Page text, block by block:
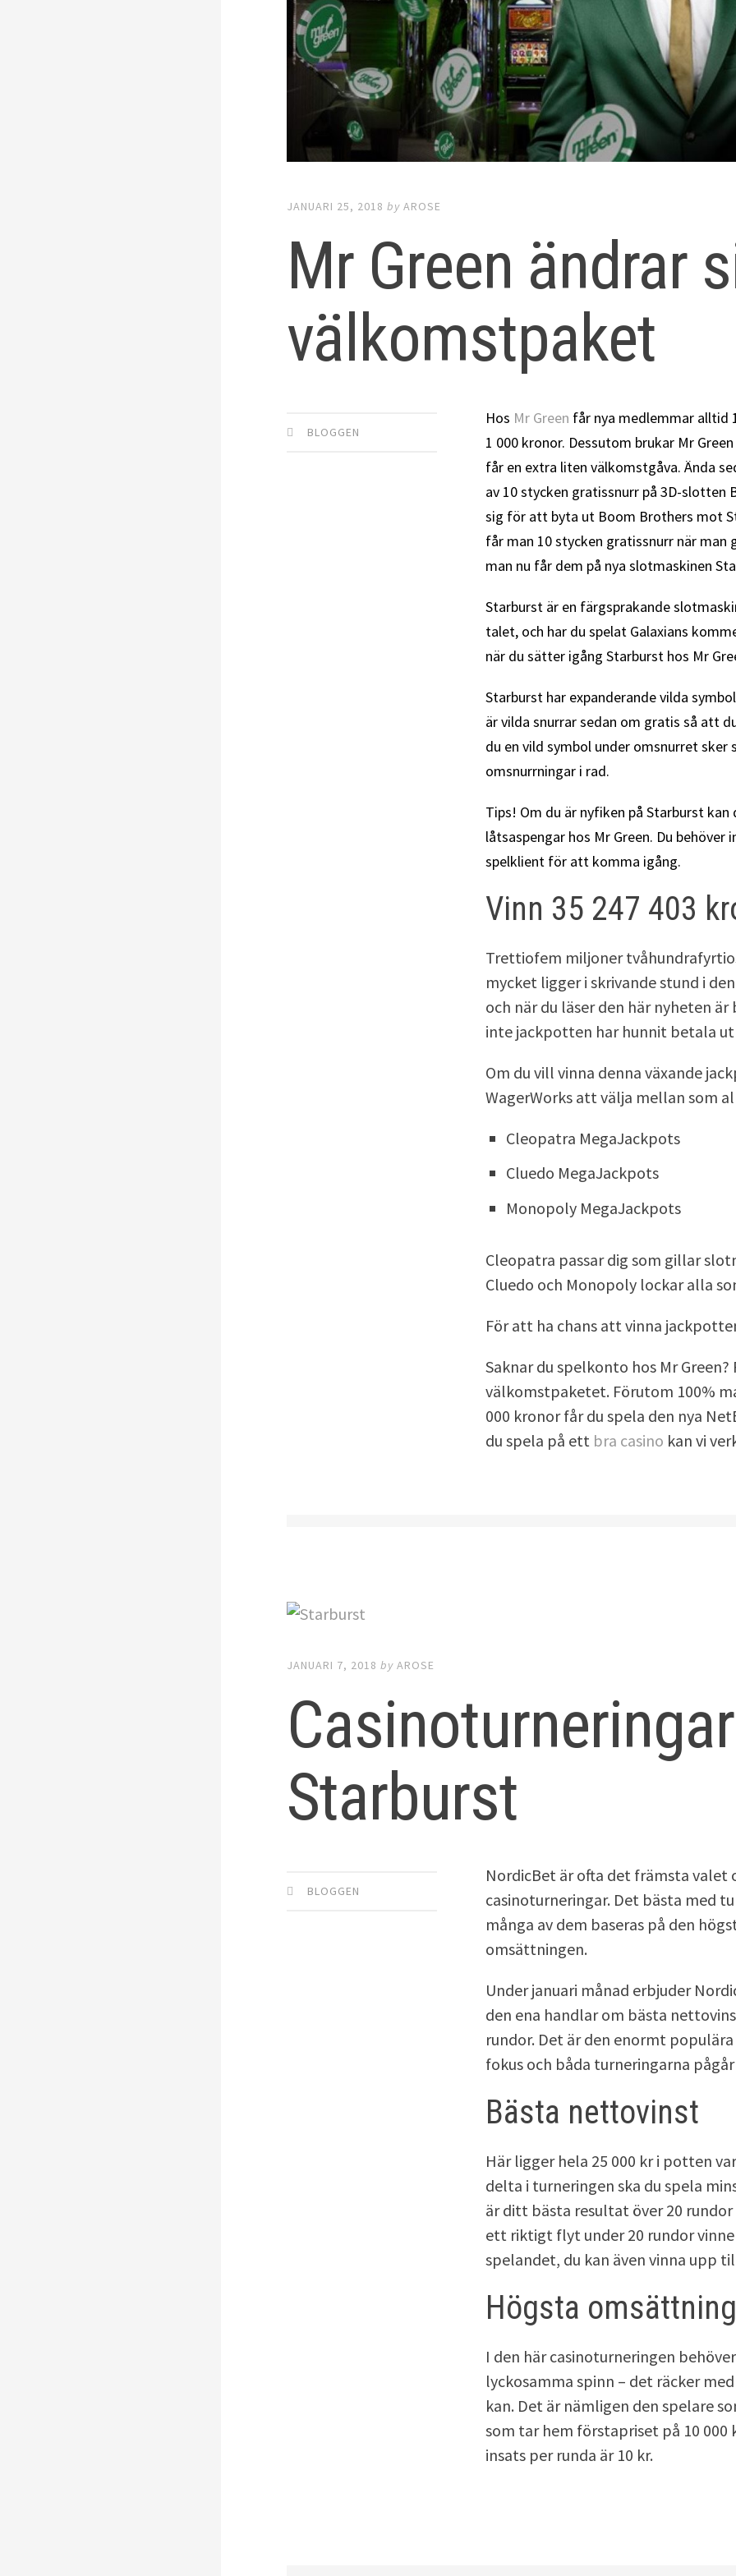
JANUARI 25, 2018 byAROSE
Mr Green ändrar
välkomstpaket
BLOGGEN
Hos Mr Green får nya medlemmar alltid
1 000 kronor. Dessutom brukar Mr
får en extra liten välkomstgåva. Ända
av 10 stycken gratissnurr på 3D-slotten
sig för att byta ut Boom Brothers mot
får man 10 stycken gratissnurr när
man nu får dem på nya slotmaskinen
Starburst är en färgsprakande
talet, och har du spelat Galaxians
när du sätter igång Starburst hos Mr
Starburst har expanderande vilda
är vilda snurrar sedan om gratis så att
du en vild symbol under omsnurret
omsnurrningar i rad.
Tips! Om du är nyfiken på Starburst
låtsaspengar hos Mr Green. Du
spelklient för att komma igång.
Vinn 35 247 403
Trettiofem miljoner
mycket ligger i skrivande stund i
och när du läser den här nyheten
inte jackpotten har hunnit betala
Om du vill vinna denna växande
WagerWorks att välja mellan som
Cleopatra MegaJackpots
Cluedo MegaJackpots
Monopoly MegaJackpots
Cleopatra passar dig som gillar
Cluedo och Monopoly lockar alla
För att ha chans att vinna
Saknar du spelkonto hos Mr
välkomstpaketet. Förutom 100%
000 kronor får du spela den nya
du spela på ett bra casino kan vi
JANUARI 7, 2018 byAROSE
Starburst
BLOGGEN
NordicBet är ofta det främsta valet
casinoturneringar. Det bästa med
många av dem baseras på den
omsättningen.
Under januari månad erbjuder
den ena handlar om bästa
rundor. Det är den enormt
fokus och båda turneringarna
Bästa nettovinst
Här ligger hela 25 000 kr i potten
delta i turneringen ska du spela
är ditt bästa resultat över 20
ett riktigt flyt under 20 rundor
spelandet, du kan även vinna upp
Högsta
I den här casinoturneringen
lyckosamma spinn – det räcker
kan. Det är nämligen den spelare
som tar hem förstapriset på 10
insats per runda är 10 kr.